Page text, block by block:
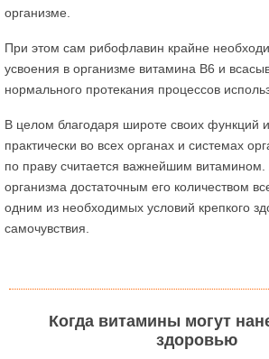
организме.
При этом сам рибофлавин крайне
усвоения в организме витамина В6 и
нормального протекания процессов
В целом благодаря широте своих функций
практически во всех органах и системах
по праву считается важнейшим
организма достаточным его количеством
одним из необходимых условий крепкого
самочувствия.
Когда витамины могут
здоровью